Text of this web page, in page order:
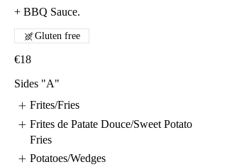
€18
Gluten free
Sides "A"
Frites/Fries
Frites de Patate Douce/Sweet Potato
Fries
Potatoes/Wedges